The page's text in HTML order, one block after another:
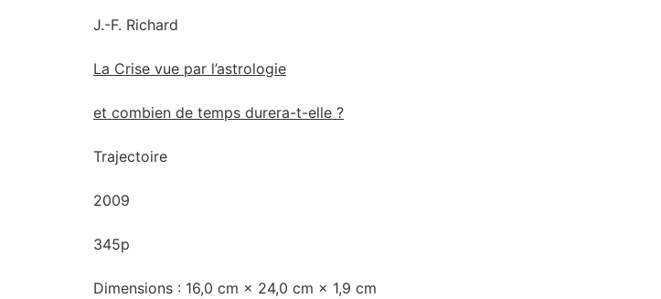
J.-F. Richard
La Crise vue par l’astrologie
et combien de temps durera-t-elle ?
Trajectoire
2009
345p
Dimensions : 16,0 cm × 24,0 cm × 1,9 cm